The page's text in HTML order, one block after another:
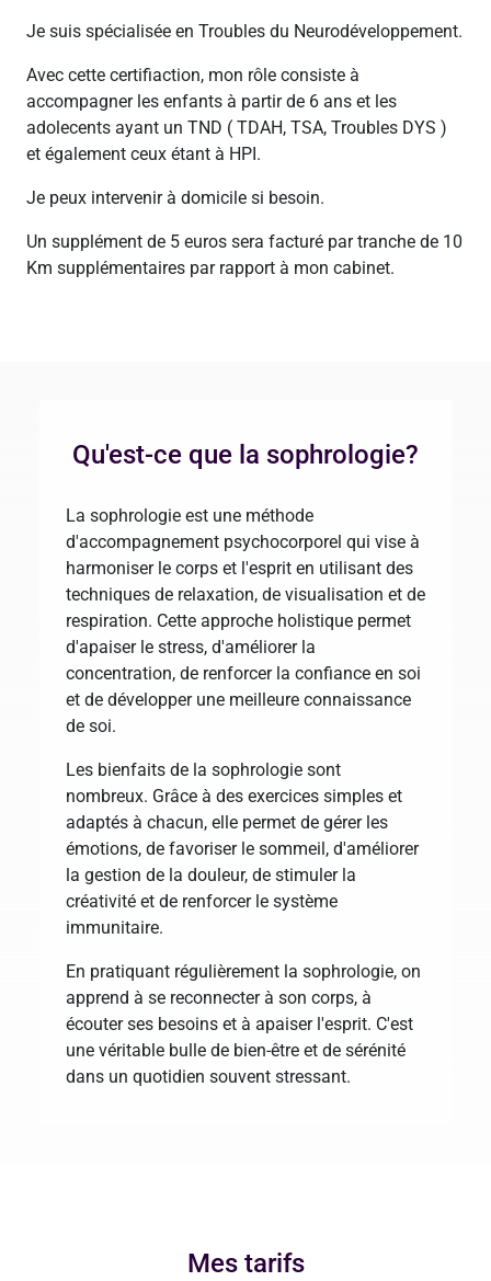
Je suis spécialisée en Troubles du Neurodéveloppement.
Avec cette certifiaction, mon rôle consiste à
accompagner les enfants à partir de 6 ans et les
adolecents ayant un TND ( TDAH, TSA, Troubles DYS )
et également ceux étant à HPI.
Je peux intervenir à domicile si besoin.
Un supplément de 5 euros sera facturé par tranche de 10
Km supplémentaires par rapport à mon cabinet.
Qu'est-ce que la sophrologie?
La sophrologie est une méthode
d'accompagnement psychocorporel qui vise à
harmoniser le corps et l'esprit en utilisant des
techniques de relaxation, de visualisation et de
respiration. Cette approche holistique permet
d'apaiser le stress, d'améliorer la
concentration, de renforcer la confiance en soi
et de développer une meilleure connaissance
de soi.
Les bienfaits de la sophrologie sont
nombreux. Grâce à des exercices simples et
adaptés à chacun, elle permet de gérer les
émotions, de favoriser le sommeil, d'améliorer
la gestion de la douleur, de stimuler la
créativité et de renforcer le système
immunitaire.
En pratiquant régulièrement la sophrologie, on
apprend à se reconnecter à son corps, à
écouter ses besoins et à apaiser l'esprit. C'est
une véritable bulle de bien-être et de sérénité
dans un quotidien souvent stressant.
Mes tarifs